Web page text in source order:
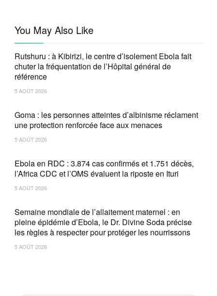
You May Also Like
Rutshuru : à Kibirizi, le centre d’isolement Ebola fait
chuter la fréquentation de l’Hôpital général de
référence
5 AOÛT 2026
Goma : les personnes atteintes d’albinisme réclament
une protection renforcée face aux menaces
5 AOÛT 2026
Ebola en RDC : 3.874 cas confirmés et 1.751 décès,
l’Africa CDC et l’OMS évaluent la riposte en Ituri
5 AOÛT 2026
Semaine mondiale de l’allaitement maternel : en
pleine épidémie d’Ebola, le Dr. Divine Soda précise
les règles à respecter pour protéger les nourrissons
5 AOÛT 2026